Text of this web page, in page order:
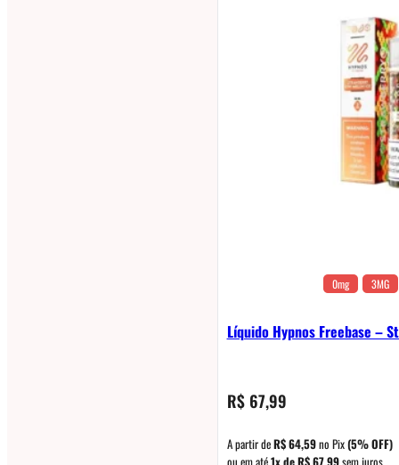
0mg 3MG
Líquido Hypnos Freebase –
R$67,99
A partir deR$64,59no Pix(5% OFF)